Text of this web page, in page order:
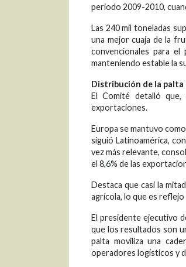
periodo 2009-2010,
Las 240 mil toneladas
una mejor cuaja de la
convencionales para
manteniendo estable la
Distribución de la palta
El Comité detalló
exportaciones.
Europa se mantuvo
siguió Latinoamérica,
vez más relevante,
el 8,6% de las
Destaca que casi la
agrícola, lo que es
El presidente ejecutivo
que los resultados son
palta moviliza una
operadores logísticos y